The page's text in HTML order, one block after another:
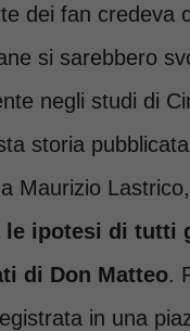
dei fan credeva
si sarebbero
negli studi di
storia
Maurizio Lastrico,
le ipotesi di tutti
di Don Matteo.
in una